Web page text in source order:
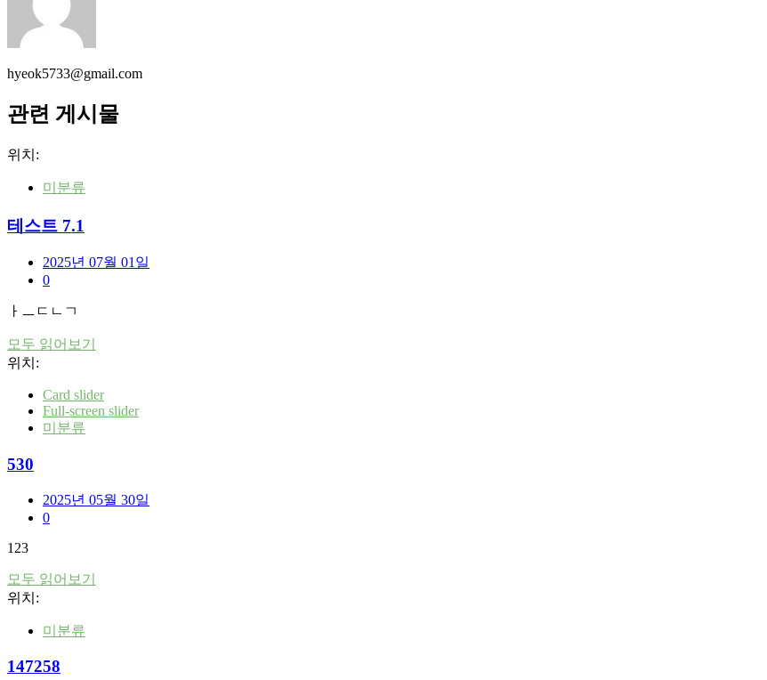
hyeok5733@gmail.com
관련 게시물
위치:
미분류
테스트 7.1
2025년 07월 01일
0
ㅏㅡㄷㄴㄱ
모두 읽어보기
위치:
Card slider
Full-screen slider
미분류
530
2025년 05월 30일
0
123
모두 읽어보기
위치:
미분류
147258